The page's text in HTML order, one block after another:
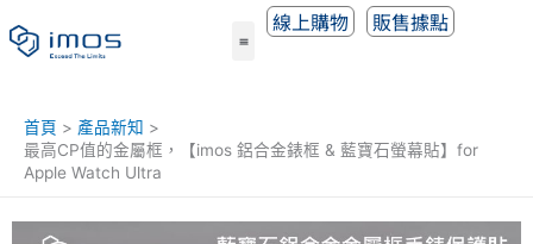
至
線上購物 販售據點
首頁
產品新知
最高CP值的金屬框，【imos 鋁合金錶框 & 藍寶石螢幕貼】for
Apple Watch Ultra